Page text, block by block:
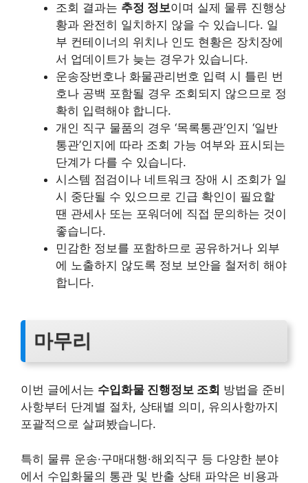
조회 결과는 추정 정보이며 실제 물류 진행상
황과 완전히 일치하지 않을 수 있습니다. 일
부 컨테이너의 위치나 인도 현황은 장치장에
서 업데이트가 늦는 경우가 있습니다.
운송장번호나 화물관리번호 입력 시 틀린 번
호나 공백 포함될 경우 조회되지 않으므로 정
확히 입력해야 합니다.
개인 직구 물품의 경우 ‘목록통관’인지 ‘일반
통관’인지에 따라 조회 가능 여부와 표시되는
단계가 다를 수 있습니다.
시스템 점검이나 네트워크 장애 시 조회가 일
시 중단될 수 있으므로 긴급 확인이 필요할
땐 관세사 또는 포워더에 직접 문의하는 것이
좋습니다.
민감한 정보를 포함하므로 공유하거나 외부
에 노출하지 않도록 정보 보안을 철저히 해야
합니다.
마무리
이번 글에서는 수입화물 진행정보 조회 방법을 준비
사항부터 단계별 절차, 상태별 의미, 유의사항까지
포괄적으로 살펴봤습니다.
특히 물류 운송·구매대행·해외직구 등 다양한 분야
에서 수입화물의 통관 및 반출 상태 파악은 비용과